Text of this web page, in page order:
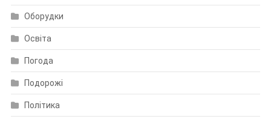
Оборудки
Освіта
Погода
Подорожі
Політика